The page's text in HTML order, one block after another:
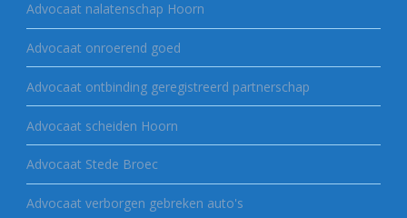
Advocaat nalatenschap Hoorn
Advocaat onroerend goed
Advocaat ontbinding geregistreerd partnerschap
Advocaat scheiden Hoorn
Advocaat Stede Broec
Advocaat verborgen gebreken auto's